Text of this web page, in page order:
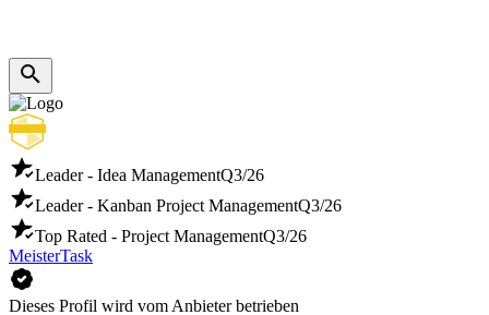
Leader - Idea ManagementQ3/26
Leader - Kanban Project ManagementQ3/26
Top Rated - Project ManagementQ3/26
MeisterTask
Dieses Profil wird vom Anbieter betrieben